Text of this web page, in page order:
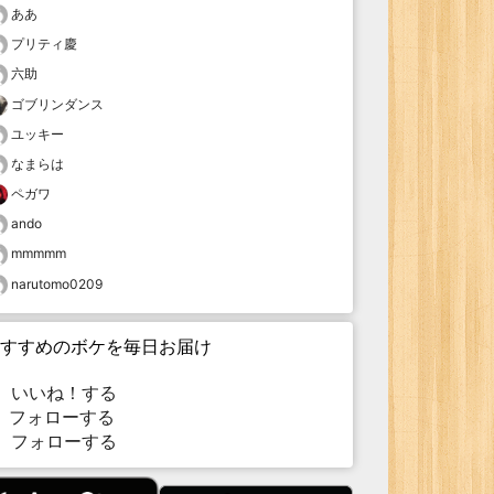
ああ
プリティ慶
六助
ゴブリンダンス
ユッキー
なまらは
ペガワ
ando
mmmmm
narutomo0209
すめのボケを毎日お届け
いいね！する
ォローする
フォローする